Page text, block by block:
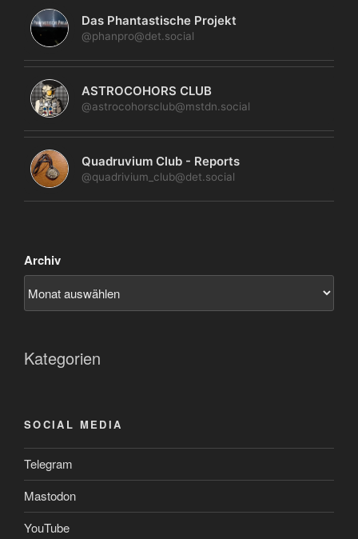
Das Phantastische Projekt
@phanpro@det.social
ASTROCOHORS CLUB
@astrocohorsclub@mstdn.social
Quadruvium Club - Reports
@quadrivium_club@det.social
Archiv
Kategorien
SOCIAL MEDIA
Telegram
Mastodon
YouTube